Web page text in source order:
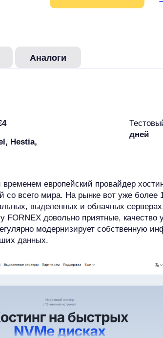
Аналоги
Hestia,
дней
европейский провайдер
со всего мира. На рынке вот уже более
выделенных и облачных
FORNEX довольно приятные, качество
модернизирует собственную
данных.